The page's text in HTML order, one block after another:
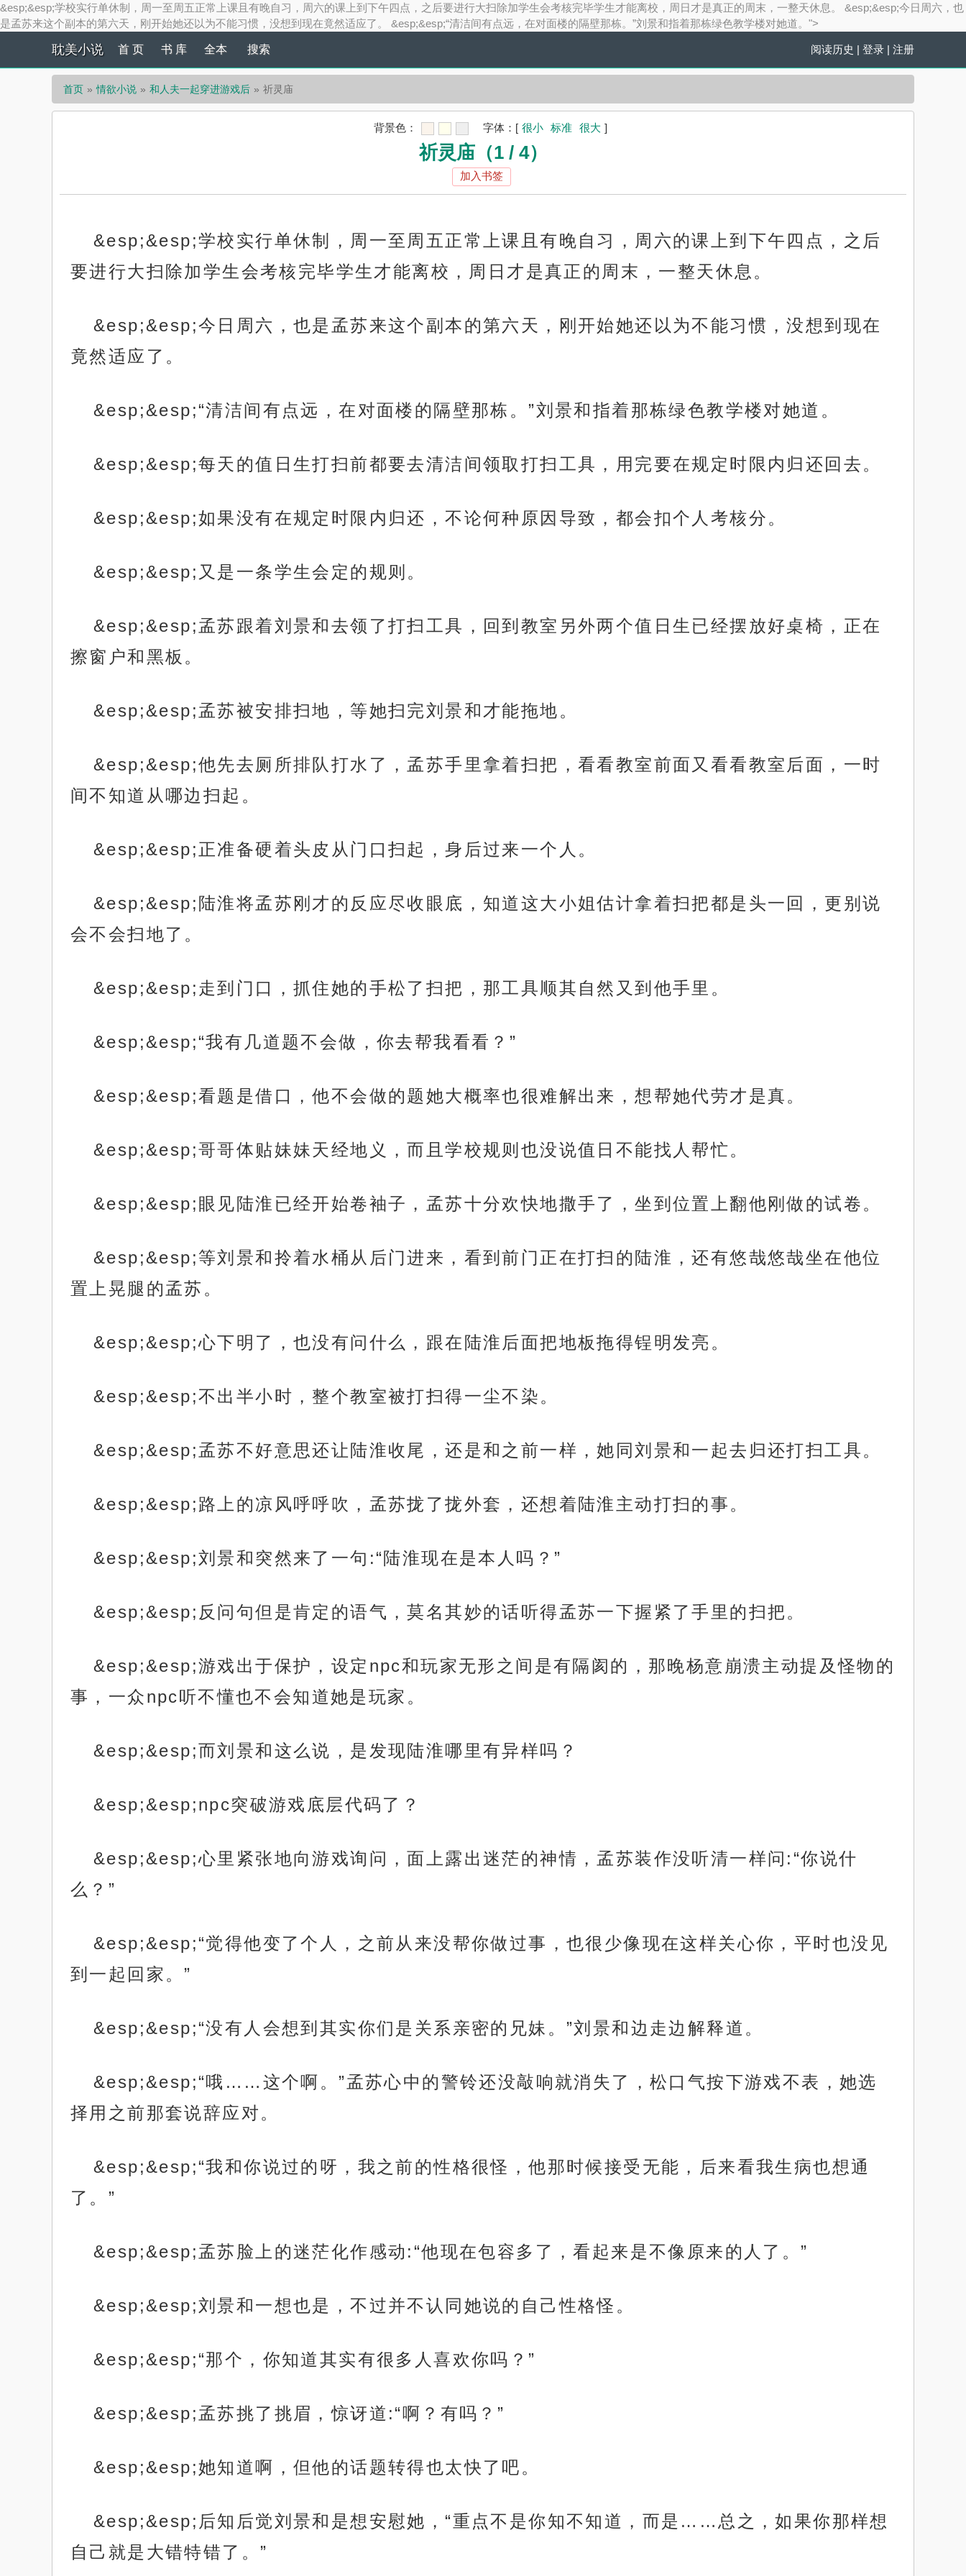
&esp;&esp;学校实行单休制，周一至周五正常上课且有晚自习，周六的课上到下午四点，之后要进行大扫除加学生会考核完毕学生才能离校，周日才是真正的周末，一整天休息。 &esp;&esp;今日周六，也
是孟苏来这个副本的第六天，刚开始她还以为不能习惯，没想到现在竟然适应了。 &esp;&esp;“清洁间有点远，在对面楼的隔壁那栋。”刘景和指着那栋绿色教学楼对她道。">
耽美小说 阅读历史 | 登录 | 注册
首 页 书 库 全本 搜索
首页 情欲小说 和人夫一起穿进游戏后 祈灵庙
背景色： 字体： [ 很小 标准 很大 ]
祈灵庙（1 / 4）
加入书签
&esp;&esp;学校实行单休制，周一至周五正常上课且有晚自习，周六的课上到下午四点，之后
要进行大扫除加学生会考核完毕学生才能离校，周日才是真正的周末，一整天休息。
&esp;&esp;今日周六，也是孟苏来这个副本的第六天，刚开始她还以为不能习惯，没想到现在
竟然适应了。
&esp;&esp;“清洁间有点远，在对面楼的隔壁那栋。”刘景和指着那栋绿色教学楼对她道。
&esp;&esp;每天的值日生打扫前都要去清洁间领取打扫工具，用完要在规定时限内归还回去。
&esp;&esp;如果没有在规定时限内归还，不论何种原因导致，都会扣个人考核分。
&esp;&esp;又是一条学生会定的规则。
&esp;&esp;孟苏跟着刘景和去领了打扫工具，回到教室另外两个值日生已经摆放好桌椅，正在
擦窗户和黑板。
&esp;&esp;孟苏被安排扫地，等她扫完刘景和才能拖地。
&esp;&esp;他先去厕所排队打水了，孟苏手里拿着扫把，看看教室前面又看看教室后面，一时
间不知道从哪边扫起。
&esp;&esp;正准备硬着头皮从门口扫起，身后过来一个人。
&esp;&esp;陆淮将孟苏刚才的反应尽收眼底，知道这大小姐估计拿着扫把都是头一回，更别说
会不会扫地了。
&esp;&esp;走到门口，抓住她的手松了扫把，那工具顺其自然又到他手里。
&esp;&esp;“我有几道题不会做，你去帮我看看？”
&esp;&esp;看题是借口，他不会做的题她大概率也很难解出来，想帮她代劳才是真。
&esp;&esp;哥哥体贴妹妹天经地义，而且学校规则也没说值日不能找人帮忙。
&esp;&esp;眼见陆淮已经开始卷袖子，孟苏十分欢快地撒手了，坐到位置上翻他刚做的试卷。
&esp;&esp;等刘景和拎着水桶从后门进来，看到前门正在打扫的陆淮，还有悠哉悠哉坐在他位
置上晃腿的孟苏。
&esp;&esp;心下明了，也没有问什么，跟在陆淮后面把地板拖得锃明发亮。
&esp;&esp;不出半小时，整个教室被打扫得一尘不染。
&esp;&esp;孟苏不好意思还让陆淮收尾，还是和之前一样，她同刘景和一起去归还打扫工具。
&esp;&esp;路上的凉风呼呼吹，孟苏拢了拢外套，还想着陆淮主动打扫的事。
&esp;&esp;刘景和突然来了一句:“陆淮现在是本人吗？”
&esp;&esp;反问句但是肯定的语气，莫名其妙的话听得孟苏一下握紧了手里的扫把。
&esp;&esp;游戏出于保护，设定npc和玩家无形之间是有隔阂的，那晚杨意崩溃主动提及怪物的
事，一众npc听不懂也不会知道她是玩家。
&esp;&esp;而刘景和这么说，是发现陆淮哪里有异样吗？
&esp;&esp;npc突破游戏底层代码了？
&esp;&esp;心里紧张地向游戏询问，面上露出迷茫的神情，孟苏装作没听清一样问:“你说什
么？”
&esp;&esp;“觉得他变了个人，之前从来没帮你做过事，也很少像现在这样关心你，平时也没见
到一起回家。”
&esp;&esp;“没有人会想到其实你们是关系亲密的兄妹。”刘景和边走边解释道。
&esp;&esp;“哦……这个啊。”孟苏心中的警铃还没敲响就消失了，松口气按下游戏不表，她选
择用之前那套说辞应对。
&esp;&esp;“我和你说过的呀，我之前的性格很怪，他那时候接受无能，后来看我生病也想通
了。”
&esp;&esp;孟苏脸上的迷茫化作感动:“他现在包容多了，看起来是不像原来的人了。”
&esp;&esp;刘景和一想也是，不过并不认同她说的自己性格怪。
&esp;&esp;“那个，你知道其实有很多人喜欢你吗？”
&esp;&esp;孟苏挑了挑眉，惊讶道:“啊？有吗？”
&esp;&esp;她知道啊，但他的话题转得也太快了吧。
&esp;&esp;后知后觉刘景和是想安慰她，“重点不是你知不知道，而是……总之，如果你那样想
自己就是大错特错了。”